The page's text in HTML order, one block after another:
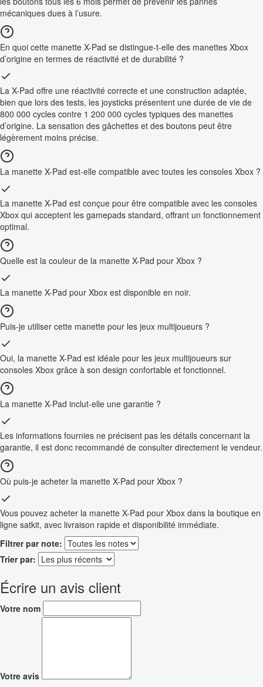
mécaniques dues à l’usure.
En quoi cette manette X-Pad se distingue-t-elle des manettes Xbox
d’origine en termes de réactivité et de durabilité ?
La X-Pad offre une réactivité correcte et une construction adaptée,
bien que lors des tests, les joysticks présentent une durée de vie de
800 000 cycles contre 1 200 000 cycles typiques des manettes
d’origine. La sensation des gâchettes et des boutons peut être
légèrement moins précise.
La manette X-Pad est-elle compatible avec toutes les consoles Xbox ?
La manette X-Pad est conçue pour être compatible avec les consoles
Xbox qui acceptent les gamepads standard, offrant un fonctionnement
optimal.
Quelle est la couleur de la manette X-Pad pour Xbox ?
La manette X-Pad pour Xbox est disponible en noir.
Puis-je utiliser cette manette pour les jeux multijoueurs ?
Oui, la manette X-Pad est idéale pour les jeux multijoueurs sur
consoles Xbox grâce à son design confortable et fonctionnel.
La manette X-Pad inclut-elle une garantie ?
Les informations fournies ne précisent pas les détails concernant la
garantie, il est donc recommandé de consulter directement le vendeur.
Où puis-je acheter la manette X-Pad pour Xbox ?
Vous pouvez acheter la manette X-Pad pour Xbox dans la boutique en
ligne satkit, avec livraison rapide et disponibilité immédiate.
Filtrer par note:
Trier par:
Écrire un avis client
Votre nom
Votre avis